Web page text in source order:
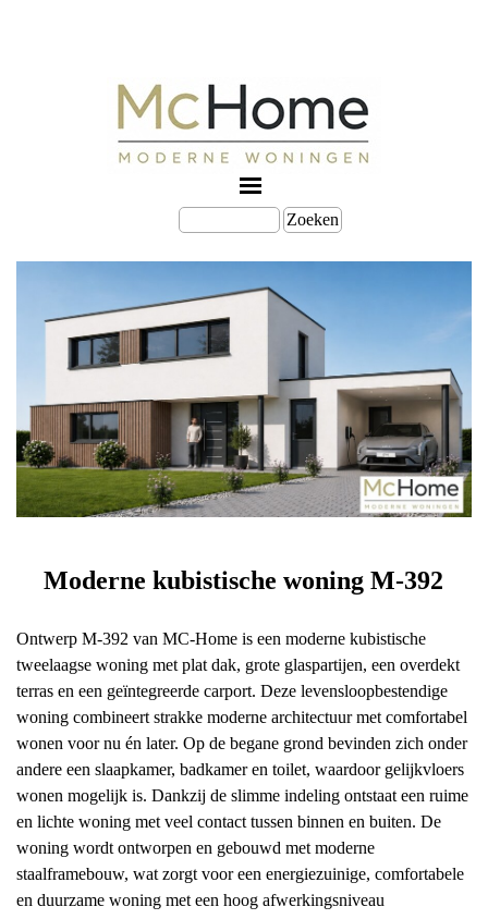
Zoeken
Moderne kubistische woning M-392
Ontwerp M-392 van MC-Home is een moderne kubistische
tweelaagse woning met plat dak, grote glaspartijen, een overdekt
terras en een geïntegreerde carport. Deze levensloopbestendige
woning combineert strakke moderne architectuur met comfortabel
wonen voor nu én later. Op de begane grond bevinden zich onder
andere een slaapkamer, badkamer en toilet, waardoor gelijkvloers
wonen mogelijk is. Dankzij de slimme indeling ontstaat een ruime
en lichte woning met veel contact tussen binnen en buiten. De
woning wordt ontworpen en gebouwd met moderne
staalframebouw, wat zorgt voor een energiezuinige, comfortabele
en duurzame woning met een hoog afwerkingsniveau